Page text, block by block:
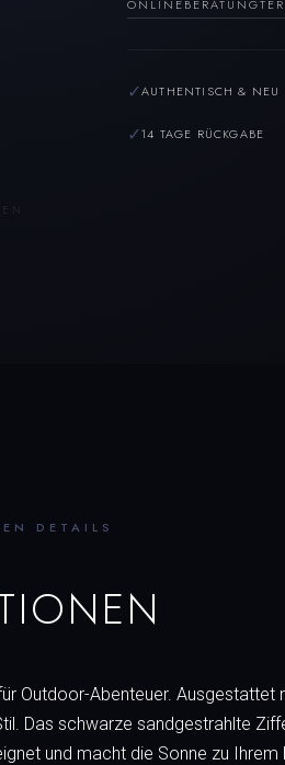
ONLINEBERATUNG
✓AUTHENTISCH & NEU
✓14 TAGE RÜCKGABE
DETAILS
Outdoor-Abenteuer.
Das schwarze sandgestrahlte
und macht die Sonne zu